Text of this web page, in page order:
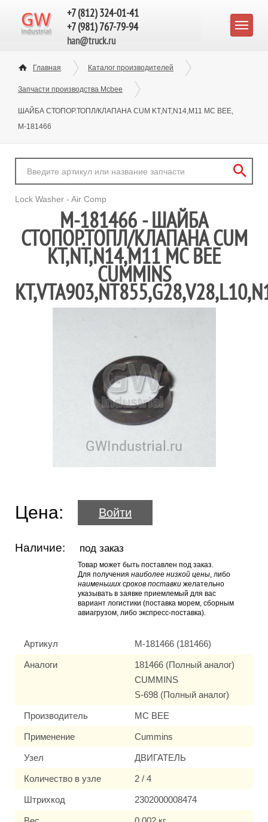
+7 (812) 324-01-41
+7 (981) 767-79-94
han@truck.ru
Главная Каталог производителей
Запчасти производства Mcbee
ШАЙБА СТОПОР.ТОПЛ/КЛАПАНА CUM KT,NT,N14,M11 MC BEE,
M-181466
Lock Washer - Air Comp
M-181466 - ШАЙБА
СТОПОР.ТОПЛ/КЛАПАНА CUM
KT,NT,N14,M11 MC BEE
CUMMINS
Цена: Войти
Наличие: под заказ
Товар может быть поставлен под заказ.
Для получения наиболее низкой цены , либо
наименьших сроков поставки желательно
указывать в заявке приемлемый для вас
вариант логистики (поставка морем, сборным
авиагрузом, либо экспресс-поставка).
Артикул M-181466 (181466)
Аналоги
181466 (Полный аналог)
CUMMINS
S-698 (Полный аналог)
Производитель MC BEE
Применение Cummins
Узел ДВИГАТЕЛЬ
Количество в узле 2 / 4
Штрихкод 2302000008474